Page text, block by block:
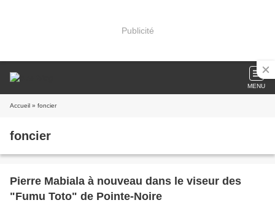
Publicité
MENU
Accueil » foncier
foncier
Pierre Mabiala à nouveau dans le viseur des
"Fumu Toto" de Pointe-Noire